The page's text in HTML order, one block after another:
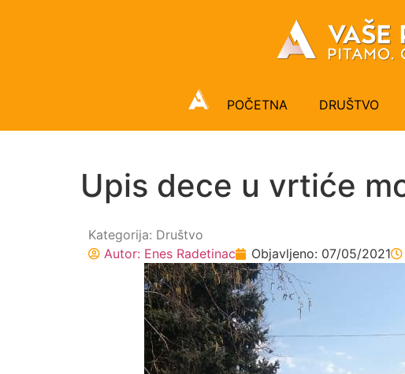
POČETNA DRUŠTVO
Upis dece u vrtiće
Kategorija: Društvo
Autor: Enes Radetinac Objavljeno: 07/05/2021